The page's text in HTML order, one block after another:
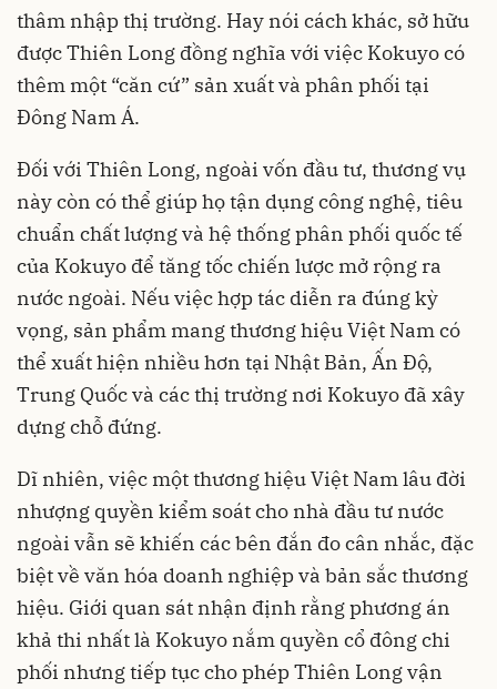
thâm nhập thị trường. Hay nói cách khác, sở hữu
được Thiên Long đồng nghĩa với việc Kokuyo có
thêm một “căn cứ” sản xuất và phân phối tại
Đông Nam Á.
Đối với Thiên Long, ngoài vốn đầu tư, thương vụ
này còn có thể giúp họ tận dụng công nghệ, tiêu
chuẩn chất lượng và hệ thống phân phối quốc tế
của Kokuyo để tăng tốc chiến lược mở rộng ra
nước ngoài. Nếu việc hợp tác diễn ra đúng kỳ
vọng, sản phẩm mang thương hiệu Việt Nam có
thể xuất hiện nhiều hơn tại Nhật Bản, Ấn Độ,
Trung Quốc và các thị trường nơi Kokuyo đã xây
dựng chỗ đứng.
Dĩ nhiên, việc một thương hiệu Việt Nam lâu đời
nhượng quyền kiểm soát cho nhà đầu tư nước
ngoài vẫn sẽ khiến các bên đắn đo cân nhắc, đặc
biệt về văn hóa doanh nghiệp và bản sắc thương
hiệu. Giới quan sát nhận định rằng phương án
khả thi nhất là Kokuyo nắm quyền cổ đông chi
phối nhưng tiếp tục cho phép Thiên Long vận